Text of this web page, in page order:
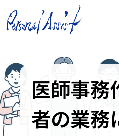
医師事務
者の業務